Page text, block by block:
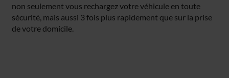
non seulement vous rechargez votre véhicule en toute
sécurité, mais aussi 3 fois plus rapidement que sur la prise
de votre domicile.